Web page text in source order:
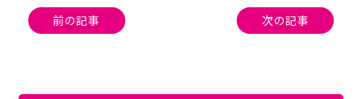
投
稿
ゲ
前の記事 次の記事